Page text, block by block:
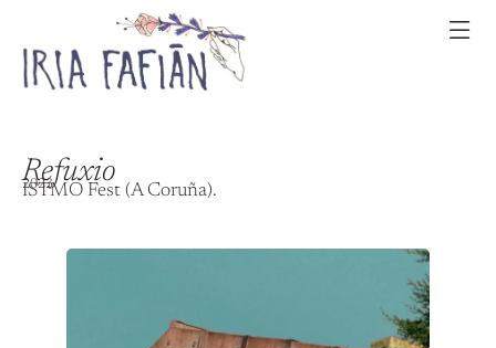
Refuxio
2023
ISTMO Fest (A Coruña).